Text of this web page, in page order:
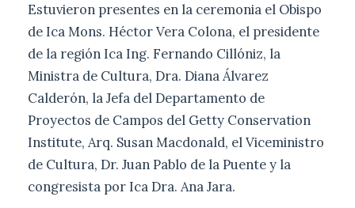
Estuvieron presentes en la ceremonia el Obispo
de Ica Mons. Héctor Vera Colona, el presidente
de la región Ica Ing. Fernando Cillóniz, la
Ministra de Cultura, Dra. Diana Álvarez
Calderón, la Jefa del Departamento de
Proyectos de Campos del Getty Conservation
Institute, Arq. Susan Macdonald, el Viceministro
de Cultura, Dr. Juan Pablo de la Puente y la
congresista por Ica Dra. Ana Jara.